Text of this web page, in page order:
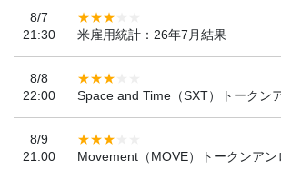
8/7
21:30
米雇用統計：26年7月結果
8/8
22:00
Space and Time（SXT）トークン
8/9
21:00
Movement（MOVE）トークンアン